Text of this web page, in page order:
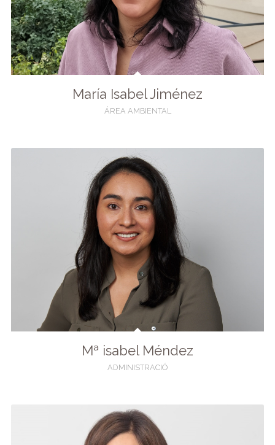
María Isabel Jiménez
ÁREA AMBIENTAL
Mª isabel Méndez
ADMINISTRACIÓ